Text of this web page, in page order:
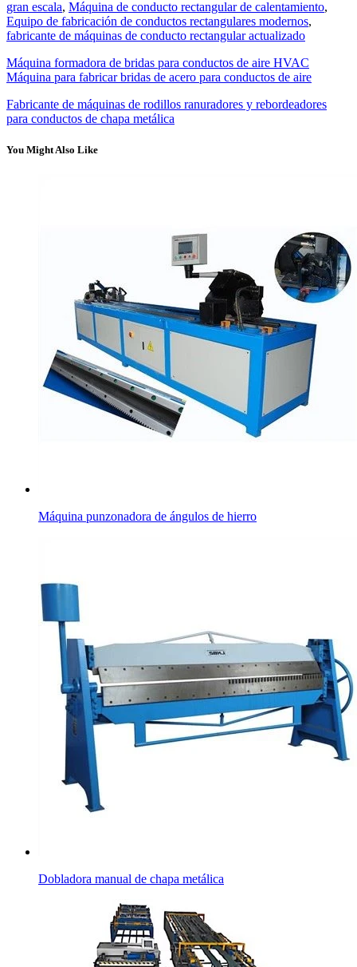
gran escala, Máquina de conducto rectangular de calentamiento,
Equipo de fabricación de conductos rectangulares modernos,
fabricante de máquinas de conducto rectangular actualizado
Máquina formadora de bridas para conductos de aire HVAC
Máquina para fabricar bridas de acero para conductos de aire
Fabricante de máquinas de rodillos ranuradores y rebordeadores
para conductos de chapa metálica
You Might Also Like
Máquina punzonadora de ángulos de hierro
Dobladora manual de chapa metálica